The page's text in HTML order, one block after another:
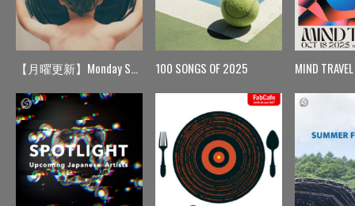
【月曜更新】Monday Spin 100 SONGS OF 2025 MIND TRAVEL